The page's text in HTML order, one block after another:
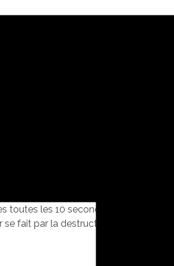
envahissent un environnement
motion retraçant la fusion de
toutes les 10 secondes pendant
fait par la destruction de